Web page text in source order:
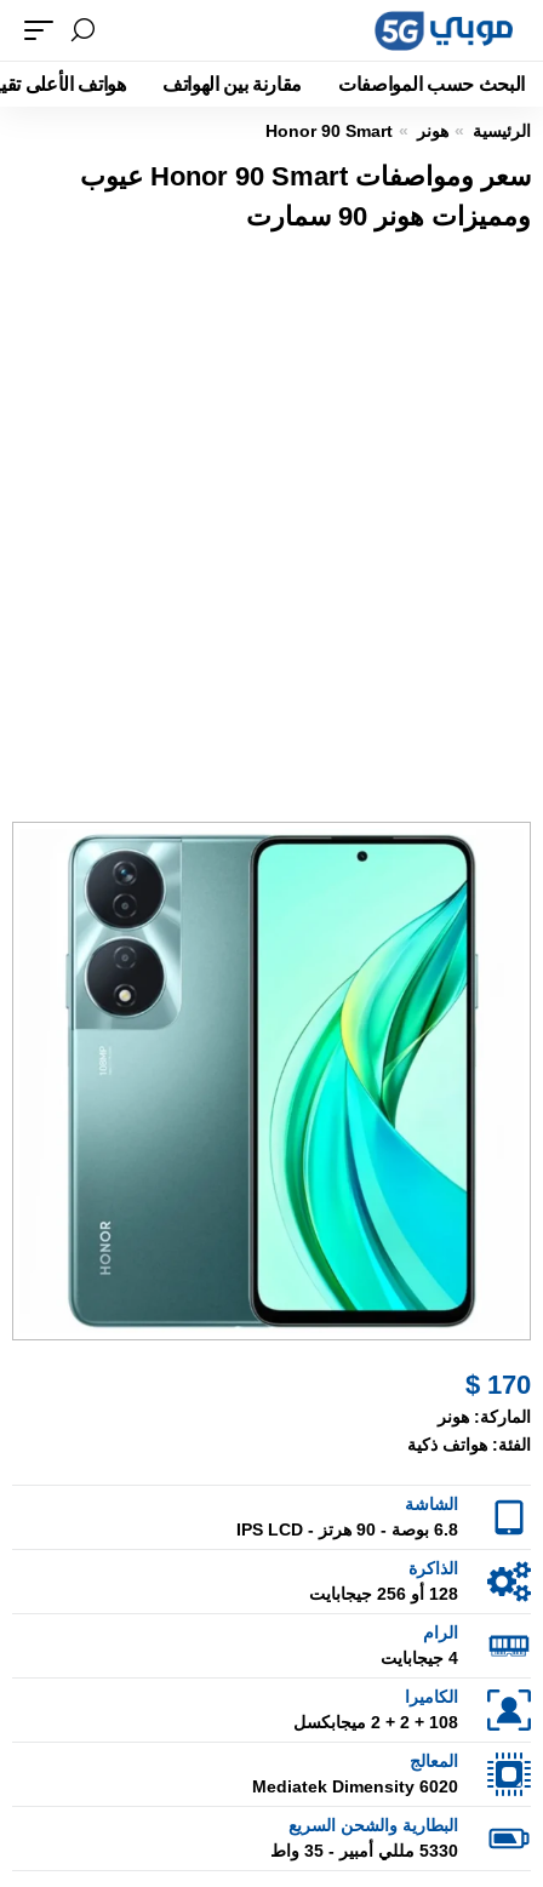
البحث حسب المواصفات مقارنة بين الهواتف هواتف الأعلى
الرئيسية هونر Honor 90 Smart
سعر ومواصفات Honor 90 Smart عيوب
ومميزات هونر 90 سمارت
170 $
الماركة: هونر
الفئة: هواتف ذكية
الشاشة
6.8 بوصة - 90 هرتز - IPS LCD
الذاكرة
128 أو 256 جيجابايت
الرام
4 جيجابايت
الكاميرا
108 + 2 + 2 ميجابكسل
المعالج
Mediatek Dimensity 6020
البطارية والشحن السريع
5330 مللي أمبير - 35 واط